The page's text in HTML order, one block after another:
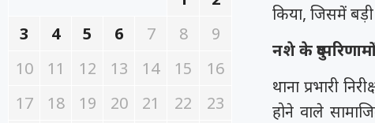
किया, जिसमें
नशे के
थाना प्रभारी
होने वाले
3
4 5 6 7 8
9
10
11 12 13 14 15
16
17
18 19 20 21 22
23